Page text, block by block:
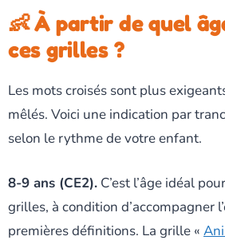
👶 À partir de quel
ces grilles ?
Les mots croisés sont plus
mêlés. Voici une indication par
selon le rythme de votre enfant.
8-9 ans (CE2). C’est l’âge idéal
grilles, à condition d’accompagner
premières définitions. La grille «